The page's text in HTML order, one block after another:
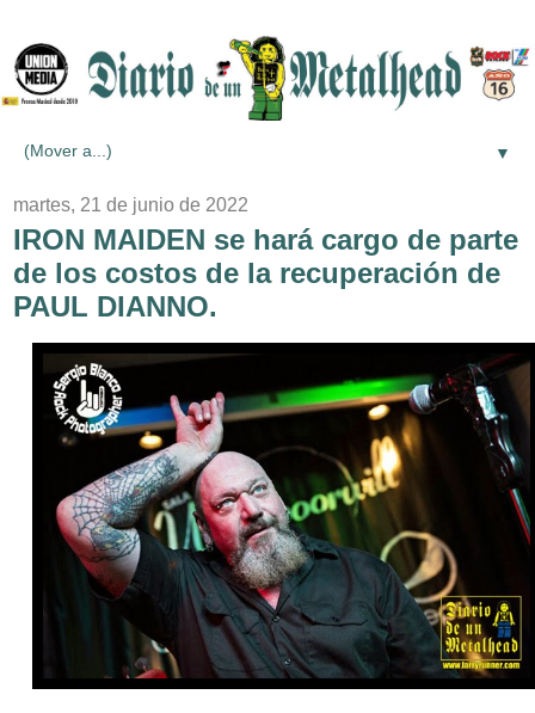
▼
martes, 21 de junio de 2022
IRON MAIDEN se hará cargo de parte
de los costos de la recuperación de
PAUL DIANNO.